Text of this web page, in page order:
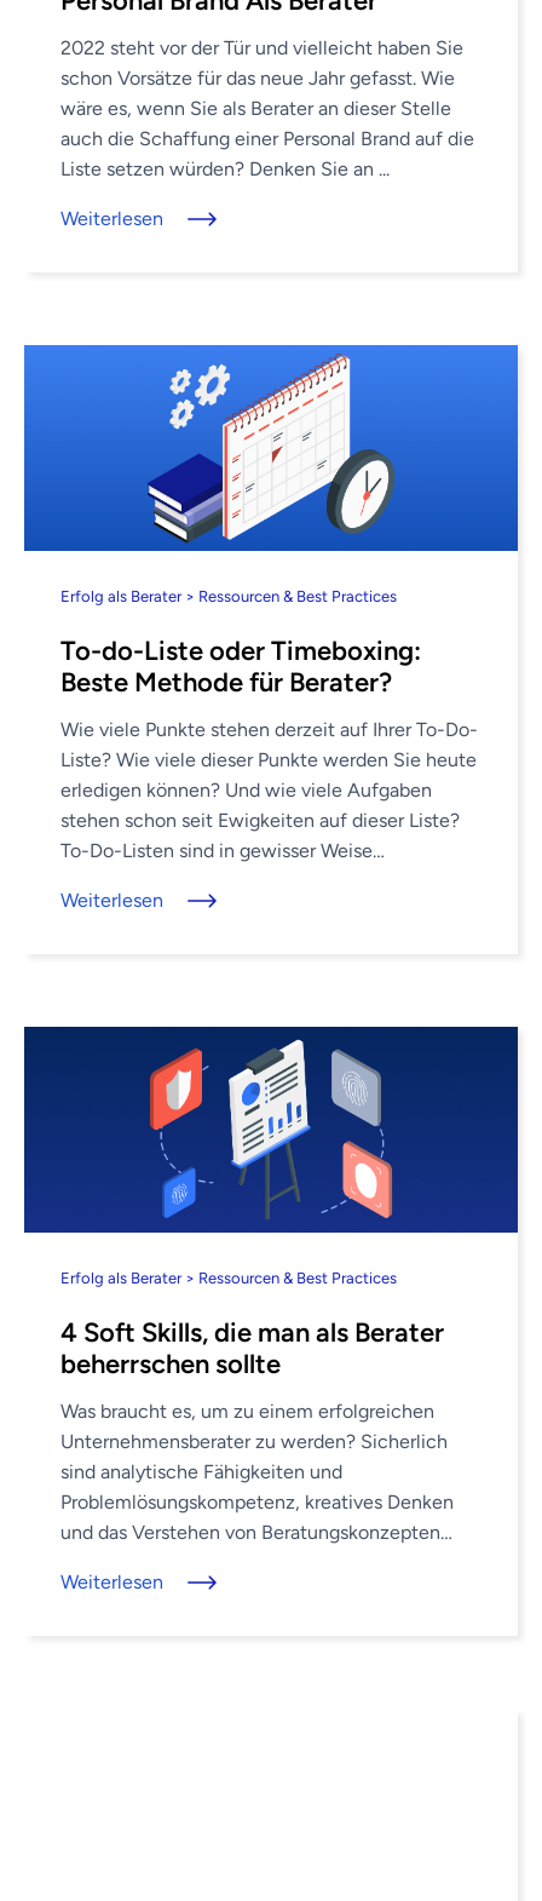
2022 steht vor der Tür und vielleicht haben Sie
schon Vorsätze für das neue Jahr gefasst. Wie
wäre es, wenn Sie als Berater an dieser Stelle
auch die Schaffung einer Personal Brand auf die
Liste setzen würden? Denken Sie an ...
Weiterlesen
Erfolg als Berater > Ressourcen & Best Practices
To-do-Liste oder Timeboxing:
Beste Methode für Berater?
Wie viele Punkte stehen derzeit auf Ihrer To-Do-
Liste? Wie viele dieser Punkte werden Sie heute
erledigen können? Und wie viele Aufgaben
stehen schon seit Ewigkeiten auf dieser Liste?
To-Do-Listen sind in gewisser Weise
sich, Sie ...
Weiterlesen
Erfolg als Berater > Ressourcen & Best Practices
4 Soft Skills, die man als Berater
beherrschen sollte
Was braucht es, um zu einem erfolgreichen
Unternehmensberater zu werden? Sicherlich
sind analytische Fähigkeiten und
Problemlösungskompetenz, kreatives Denken
und das Verstehen von Beratungskonzepten
handelt es sich um “Hard Skills”. Um in der
Weiterlesen